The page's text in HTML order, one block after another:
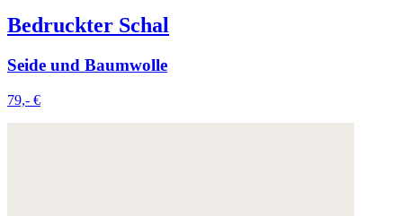
Bedruckter Schal
Seide und Baumwolle
79,- €